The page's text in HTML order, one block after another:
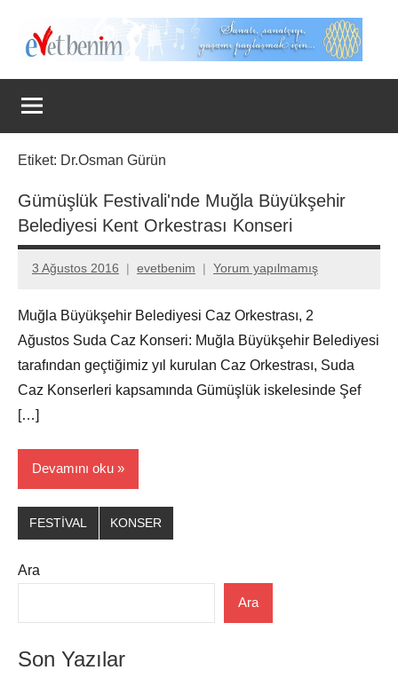
Evet
Benim
Etiket: Dr.Osman Gürün
Gümüşlük Festivali'nde Muğla Büyükşehir
Belediyesi Kent Orkestrası Konseri
3 Ağustos 2016 evetbenim Yorum yapılmamış
Muğla Büyükşehir Belediyesi Caz Orkestrası, 2
Ağustos Suda Caz Konseri: Muğla Büyükşehir Belediyesi
tarafından geçtiğimiz yıl kurulan Caz Orkestrası, Suda
Caz Konserleri kapsamında Gümüşlük iskelesinde Şef
[…]
Devamını oku
FESTİVAL KONSER
Ara
Ara
Son Yazılar